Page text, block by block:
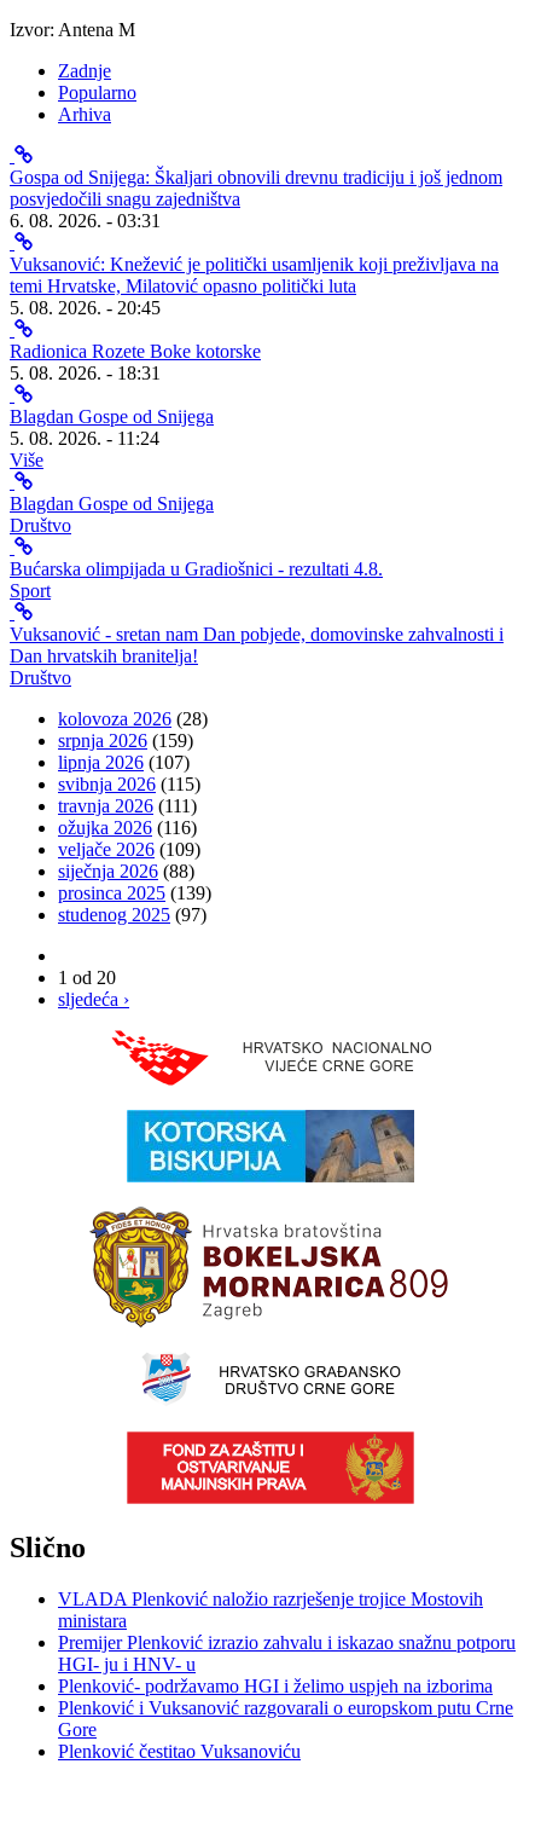
Izvor: Antena M
Zadnje
Popularno
Arhiva
Gospa od Snijega: Škaljari obnovili drevnu tradiciju i još jednom
posvjedočili snagu zajedništva
6. 08. 2026. - 03:31
Vuksanović: Knežević je politički usamljenik koji preživljava na
temi Hrvatske, Milatović opasno politički luta
5. 08. 2026. - 20:45
Radionica Rozete Boke kotorske
5. 08. 2026. - 18:31
Blagdan Gospe od Snijega
5. 08. 2026. - 11:24
Više
Blagdan Gospe od Snijega
Društvo
Bućarska olimpijada u Gradiošnici - rezultati 4.8.
Sport
Vuksanović - sretan nam Dan pobjede, domovinske zahvalnosti i
Dan hrvatskih branitelja!
Društvo
kolovoza 2026 (28)
srpnja 2026 (159)
lipnja 2026 (107)
svibnja 2026 (115)
travnja 2026 (111)
ožujka 2026 (116)
veljače 2026 (109)
siječnja 2026 (88)
prosinca 2025 (139)
studenog 2025 (97)
1 od 20
sljedeća ›
Slično
VLADA Plenković naložio razrješenje trojice Mostovih
ministara
Premijer Plenković izrazio zahvalu i iskazao snažnu potporu
HGI- ju i HNV- u
Plenković- podržavamo HGI i želimo uspjeh na izborima
Plenković i Vuksanović razgovarali o europskom putu Crne
Gore
Plenković čestitao Vuksanoviću